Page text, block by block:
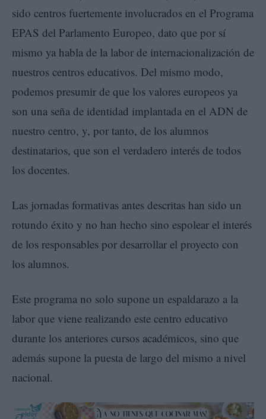
sido centros fuertemente involucrados en el Programa
EPAS del Parlamento Europeo, dato que por sí
mismo ya habla de la labor de internacionalización de
nuestros centros educativos. Del mismo modo,
podemos presumir de que los valores europeos ya
son una seña de identidad implantada en el ADN de
nuestro centro, y, por tanto, de los alumnos
destinatarios, que son el verdadero interés de todos
los docentes.
Las jornadas formativas antes descritas han sido un
rotundo éxito y no han hecho sino espolear el interés
de los responsables por desarrollar el proyecto con
los alumnos.
Este programa no solo supone un espaldarazo a la
labor que viene realizando este centro educativo
durante los anteriores cursos académicos, sino que
además supone la puesta de largo del mismo a nivel
nacional.